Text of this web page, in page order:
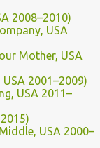
2008–2010)
USA
Mother, USA
2001–2009)
USA 2011–
USA 2000–